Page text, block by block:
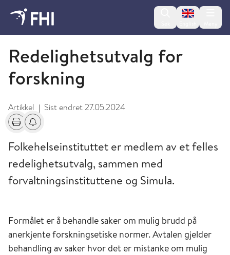
Change
Om Folkehelseinstituttet
Redelighetsutvalg for
forskning
Artikkel | Sist endret27.05.2024
Skriv utFå varsel om endringer
Folkehelseinstituttet er medlem av et felles
redelighetsutvalg, sammen med
forvaltningsinstituttene og Simula.
Formålet er å behandle saker om mulig brudd på
anerkjente forskningsetiske normer. Avtalen gjelder
behandling av saker hvor det er mistanke om mulig